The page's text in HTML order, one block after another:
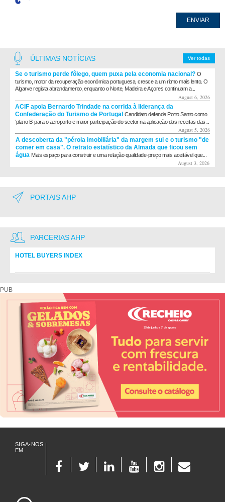
ENVIAR
Ver todas
ÚLTIMAS NOTÍCIAS
Se o turismo perde fôlego, quem puxa pela economia nacional? O
turismo, motor da recuperação económica portuguesa, cresce a um ritmo mais lento. O
Algarve regista abrandamento, enquanto o Norte, Madeira e Açores continuam a...
August 6, 2026
ACIF apoia Bernardo Trindade na corrida à liderança da
Confederação do Turismo de Portugal Candidato defende Porto Santo como
‘plano B’ para o aeroporto e maior participação do sector na aplicação das receitas das...
August 5, 2026
A descoberta da "pérola imobiliária" da margem sul e o turismo "de
comer em casa". O retrato estatístico da Almada que ficou sem
água Mais espaço para construir e uma relação qualidade-preço mais aceitável que...
August 3, 2026
PORTAIS AHP
PARCERIAS AHP
HOTEL BUYERS INDEX
PUB
SIGA-NOS
EM